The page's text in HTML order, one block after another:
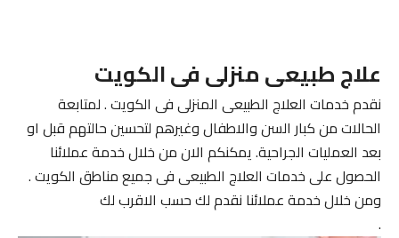
علاج طبيعى منزلى فى الكويت
نقدم خدمات العلاج الطبيعى المنزلى فى الكويت . لمتابعة
الحالات من كبار السن والاطفال وغيرهم لتحسين حالتهم قبل او
بعد العمليات الجراحية. يمكنكم الان من خلال خدمة عملائنا
الحصول على خدمات العلاج الطبيعى فى جميع مناطق الكويت .
ومن خلال خدمة عملائنا نقدم لك حسب الاقرب لك
.